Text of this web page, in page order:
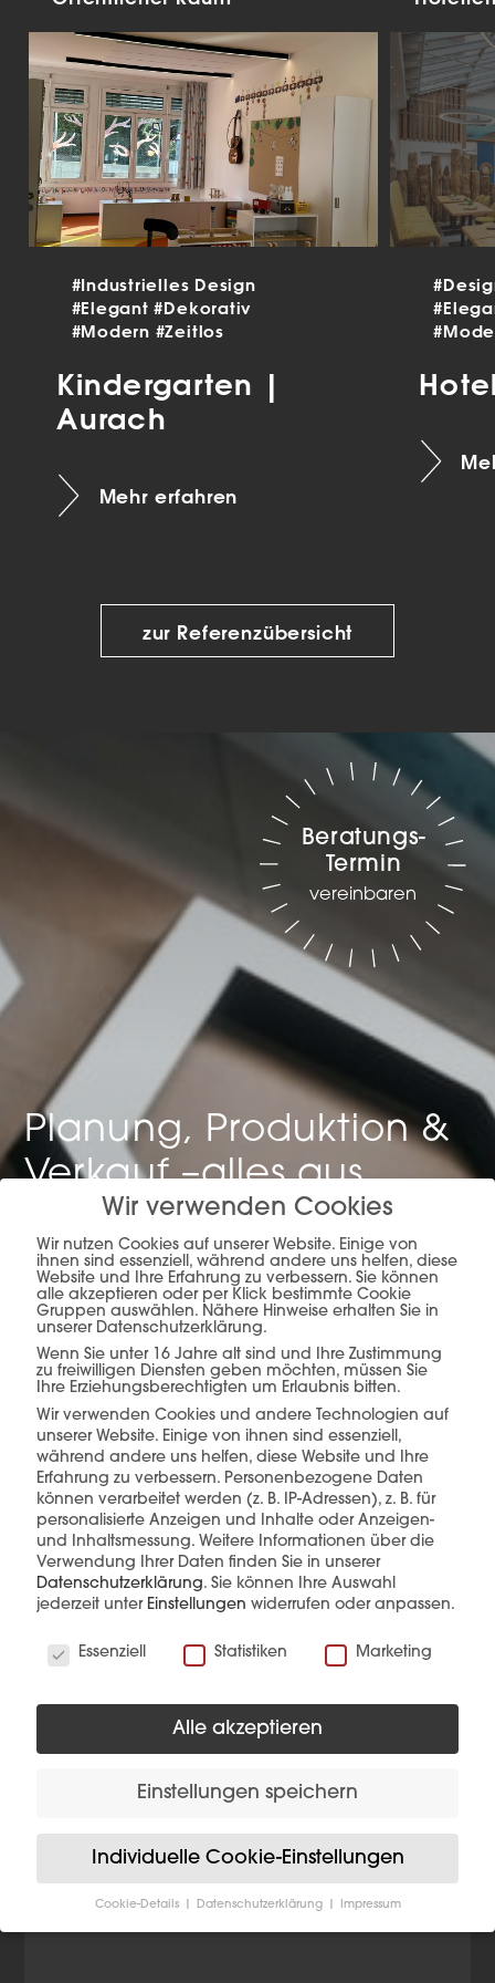
#Industrielles Design
#Elegant#Dekorativ
#Modern #Zeitlos
Kindergarten |
Aurach
Mehr erfahren
zur Referenzübersicht
Planung, Produktion &
Verkauf –alles aus
einer Hand.
mehr erfahren
Beratungs-
Termin
vereinbaren
Diese Produkte könnten Sie auch
interessieren
Wir verwenden Cookies
Wir nutzen Cookies auf unserer Website. Einige von
ihnen sind essenziell, während andere uns helfen, diese
Website und Ihre Erfahrung zu verbessern. Sie können
alle akzeptieren oder per Klick bestimmte Cookie
Gruppen auswählen. Nähere Hinweise erhalten Sie in
unserer Datenschutzerklärung.
Wenn Sie unter 16 Jahre alt sind und Ihre Zustimmung
zu freiwilligen Diensten geben möchten, müssen Sie
Ihre Erziehungsberechtigten um Erlaubnis bitten.
Wir verwenden Cookies und andere Technologien auf
unserer Website. Einige von ihnen sind essenziell,
während andere uns helfen, diese Website und Ihre
Erfahrung zu verbessern. Personenbezogene Daten
können verarbeitet werden (z. B. IP-Adressen), z. B. für
personalisierte Anzeigen und Inhalte oder Anzeigen-
und Inhaltsmessung. Weitere Informationen über die
Verwendung Ihrer Daten finden Sie in unserer
Datenschutzerklärung. Sie können Ihre Auswahl
jederzeit unter Einstellungen widerrufen oder anpassen.
Essenziell
Statistiken Marketing
Alle akzeptieren
Einstellungen speichern
Individuelle Cookie-Einstellungen
Cookie-Details Datenschutzerklärung Impressum
Datenschutzeinstellungen